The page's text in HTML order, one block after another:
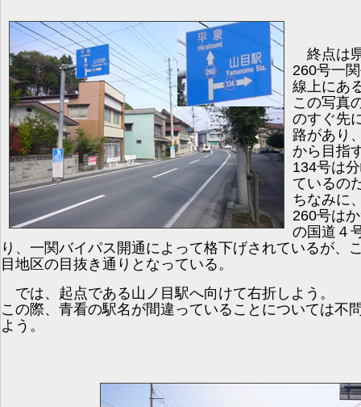
終点は
260号一
線上にあ
この写真
のすぐ先
路があり
から目指
134号は
ているの
ちなみに
260号は
の国道４
り、一関バイパス開通によって格下げされているが、
目地区の目抜き通りとなっている。
では、起点である山ノ目駅へ向けて右折しよう。
この際、青看の駅名が間違っていることについては不
よう。